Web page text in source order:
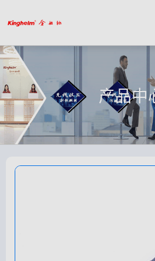
产品中